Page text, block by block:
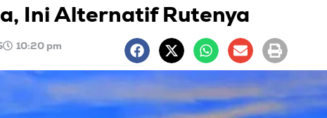
Ini Alternatif Rutenya
10:20 pm